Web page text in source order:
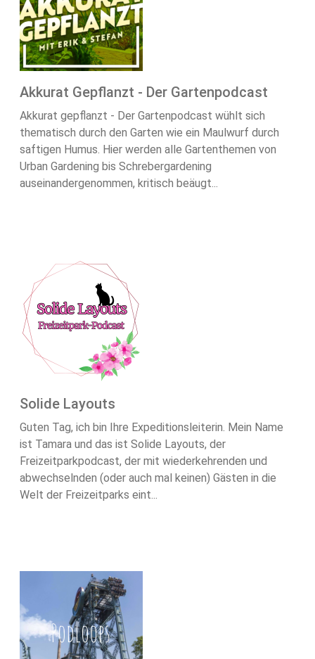
Akkurat Gepflanzt - Der Gartenpodcast
Akkurat gepflanzt - Der Gartenpodcast wühlt sich
thematisch durch den Garten wie ein Maulwurf durch
saftigen Humus. Hier werden alle Gartenthemen von
Urban Gardening bis Schrebergardening
auseinandergenommen, kritisch beäugt...
Solide Layouts
Guten Tag, ich bin Ihre Expeditionsleiterin. Mein Name
ist Tamara und das ist Solide Layouts, der
Freizeitparkpodcast, der mit wiederkehrenden und
abwechselnden (oder auch mal keinen) Gästen in die
Welt der Freizeitparks eint...